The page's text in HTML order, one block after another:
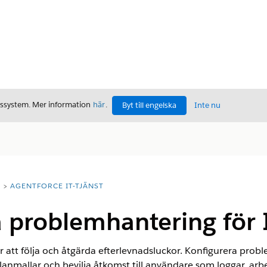
Mer information här. Byt till engelska Inte nu
AGENTFORCE IT-TJÄNST
problemhantering för
följa och åtgärda efterlevnadsluckor. Konfigurera